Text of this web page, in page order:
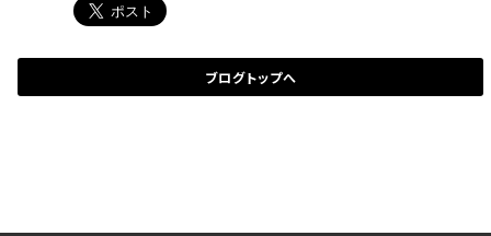
ブログトップへ